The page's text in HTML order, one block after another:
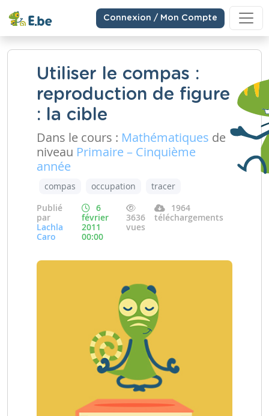
Connexion / Mon Compte
Utiliser le compas :
reproduction de figure
: la cible
Dans le cours : Mathématiques de
niveau Primaire – Cinquième
année
compas occupation
tracer
Publié
par
Lachla
Caro
6
février
2011
00:00
3636
vues
1964
téléchargements